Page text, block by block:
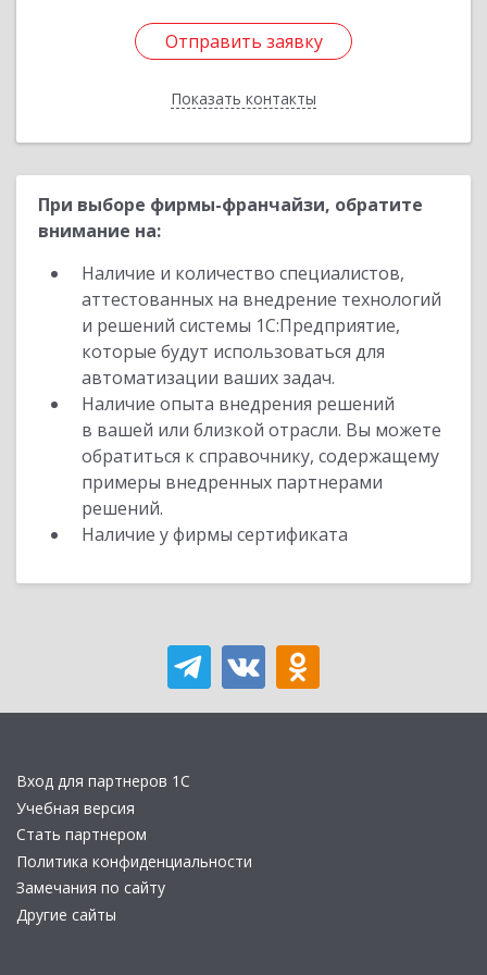
Отправить заявку
Показать контакты
Отправить заявку
Назад
При выборе фирмы-франчайзи, обратите
внимание на:
Наличие и количество специалистов,
аттестованных на внедрение технологий
и решений системы 1С:Предприятие,
которые будут использоваться для
автоматизации ваших задач.
Наличие опыта внедрения решений
в вашей или близкой отрасли. Вы можете
обратиться к справочнику, содержащему
примеры внедренных партнерами
решений.
Наличие у фирмы сертификата
Вход для партнеров 1С
Учебная версия
Стать партнером
Политика конфиденциальности
Замечания по сайту
Другие сайты